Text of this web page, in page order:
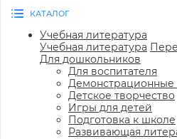
КАТАЛОГ
Учебная литература
Учебная литература
Для дошкольников
Для воспитателя
Демонстрационные
Детское творчество
Игры для детей
Подготовка к школе
Развивающая